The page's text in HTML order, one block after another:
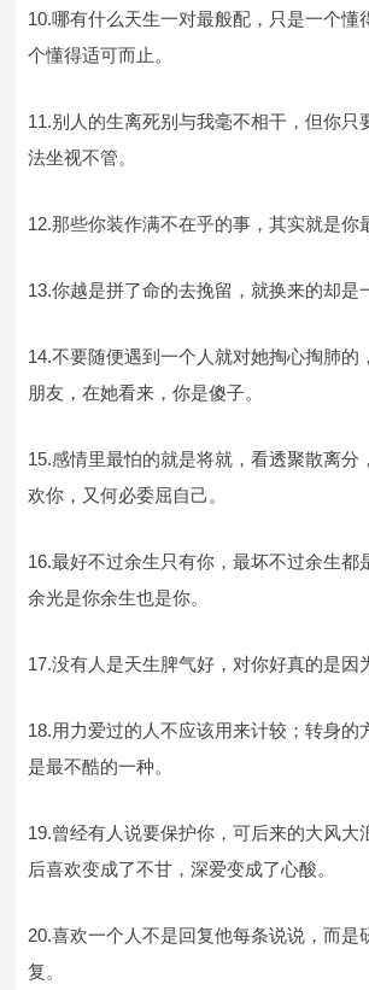
10.哪有什么天生一对最般配，只是一个懂
个懂得适可而止。
11.别人的生离死别与我毫不相干，但你只
法坐视不管。
12.那些你装作满不在乎的事，其实就是你
13.你越是拼了命的去挽留，就换来的却是
14.不要随便遇到一个人就对她掏心掏肺的
朋友，在她看来，你是傻子。
15.感情里最怕的就是将就，看透聚散离分
欢你，又何必委屈自己。
16.最好不过余生只有你，最坏不过余生都
余光是你余生也是你。
17.没有人是天生脾气好，对你好真的是因
18.用力爱过的人不应该用来计较；转身的
是最不酷的一种。
19.曾经有人说要保护你，可后来的大风大
后喜欢变成了不甘，深爱变成了心酸。
20.喜欢一个人不是回复他每条说说，而是
复。